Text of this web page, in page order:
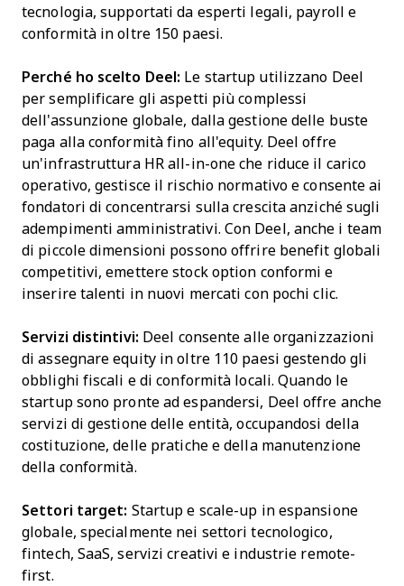
tecnologia, supportati da esperti legali, payroll e
conformità in oltre 150 paesi.
Perché ho scelto Deel: Le startup utilizzano Deel
per semplificare gli aspetti più complessi
dell'assunzione globale, dalla gestione delle buste
paga alla conformità fino all'equity. Deel offre
un'infrastruttura HR all-in-one che riduce il carico
operativo, gestisce il rischio normativo e consente ai
fondatori di concentrarsi sulla crescita anziché sugli
adempimenti amministrativi. Con Deel, anche i team
di piccole dimensioni possono offrire benefit globali
competitivi, emettere stock option conformi e
inserire talenti in nuovi mercati con pochi clic.
Servizi distintivi: Deel consente alle organizzazioni
di assegnare equity in oltre 110 paesi gestendo gli
obblighi fiscali e di conformità locali. Quando le
startup sono pronte ad espandersi, Deel offre anche
servizi di gestione delle entità, occupandosi della
costituzione, delle pratiche e della manutenzione
della conformità.
Settori target: Startup e scale-up in espansione
globale, specialmente nei settori tecnologico,
fintech, SaaS, servizi creativi e industrie remote-
first.